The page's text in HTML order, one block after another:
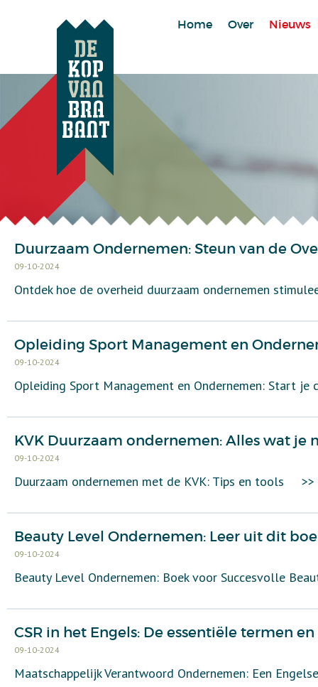
Home Over Nieuws
Duurzaam Ondernemen: Steun van de
09-10-2024
Ontdek hoe de overheid duurzaam ondernemen
Opleiding Sport Management en
09-10-2024
Opleiding Sport Management en Ondernemen: Start
KVK Duurzaam ondernemen: Alles wat je
09-10-2024
Duurzaam ondernemen met de KVK: Tips en tools >>
Beauty Level Ondernemen: Leer uit dit
09-10-2024
Beauty Level Ondernemen: Boek voor Succesvolle
CSR in het Engels: De essentiële termen
09-10-2024
Maatschappelijk Verantwoord Ondernemen: Een